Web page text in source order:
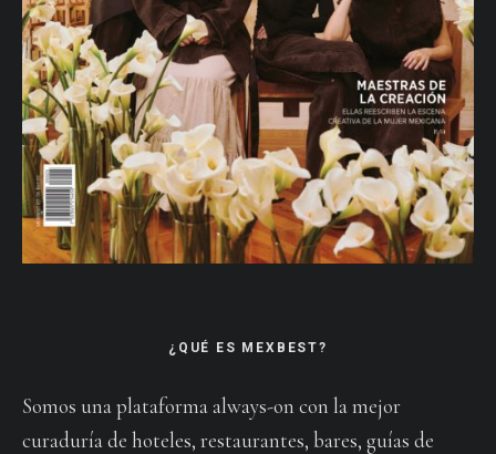
¿QUÉ ES MEXBEST?
Somos una plataforma always-on con la mejor
curaduría de hoteles, restaurantes, bares, guías de